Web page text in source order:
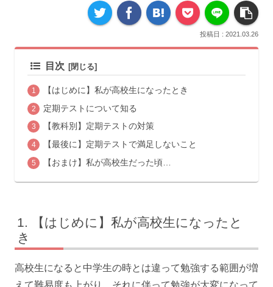
2021.03.26
目次
【はじめに】私が高校生になったとき
定期テストについて知る
【教科別】定期テストの対策
【最後に】定期テストで満足しないこと
【おまけ】私が高校生だった頃…
【はじめに】私が高校生になったと
き
高校生になると中学生の時とは違って勉強する範囲が増
えて難易度も上がり、それに伴って勉強が大変になって